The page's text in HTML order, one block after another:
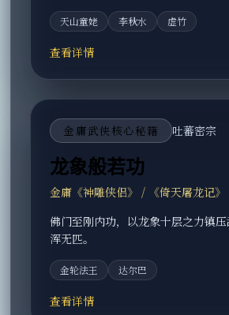
天山童姥 李秋水 虚竹
查看详情
金庸武侠核心秘籍 吐蕃密宗
龙象般若功
金庸《神雕侠侣》 / 《倚天屠龙记》
佛门至刚内功，以龙象十层之力镇
浑无匹。
金轮法王 达尔巴
查看详情